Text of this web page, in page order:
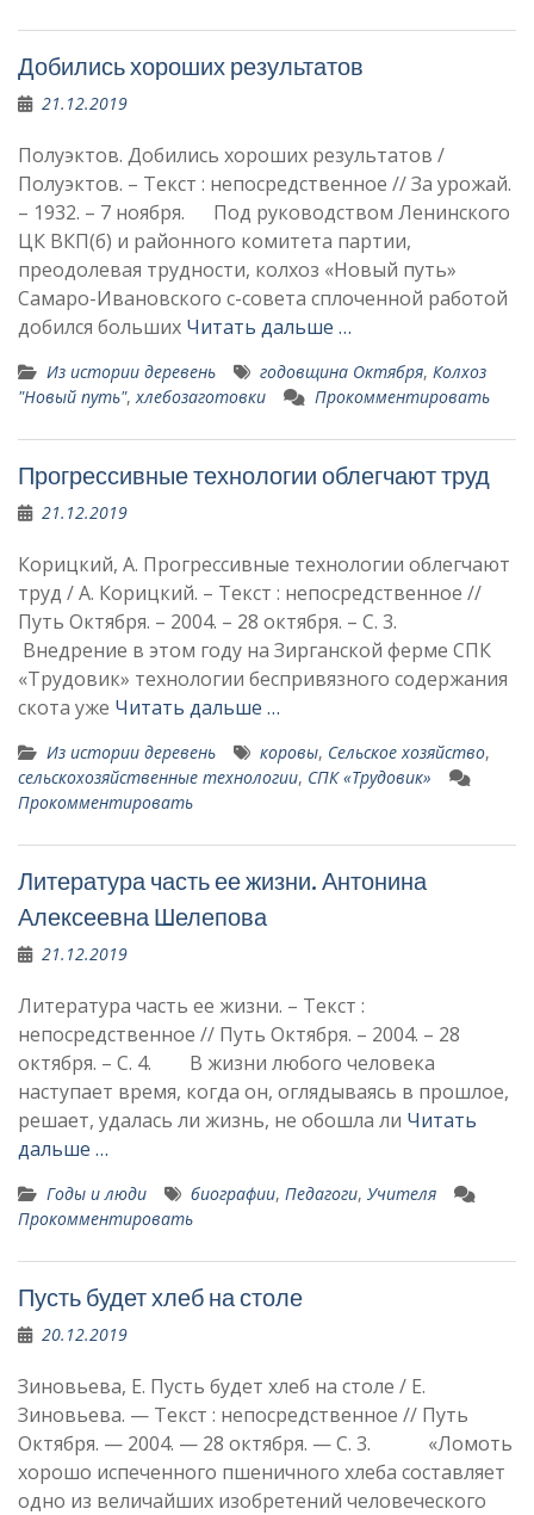
Добились хороших результатов
21.12.2019
Полуэктов. Добились хороших результатов /
Полуэктов. – Текст : непосредственное // За урожай.
– 1932. – 7 ноября. Под руководством Ленинского
ЦК ВКП(б) и районного комитета партии,
преодолевая трудности, колхоз «Но­вый путь»
Caмаро-Ивановского с-совета сплоченной работой
добился больших Читать дальше …
Из истории деревень годовщина Октября, Колхоз
"Новый путь",хлебозаготовки Прокомментировать
Прогрессивные технологии облегчают труд
21.12.2019
Корицкий, А. Прогрессивные технологии облегчают
труд / А. Корицкий. – Текст : непосредственное //
Путь Октября. – 2004. – 28 октября. – С. 3.
Внедрение в этом году на Зирганской ферме СПК
«Тру­довик» технологии беспривяз­ного содержания
скота уже Читать дальше …
Из истории деревень коровы, Сельское хозяйство,
сельскохозяйственные технологии, СПК «Трудовик»
Прокомментировать
Литература часть ее жизни. Антонина
Алексе­евна Шелепова
21.12.2019
Литература часть ее жизни. – Текст :
непосредственное // Путь Октября. – 2004. – 28
октября. – С. 4. В жизни любого человека
наступает время, когда он, оглядываясь в прошлое,
ре­шает, удалась ли жизнь, не обо­шла ли Читать
дальше …
Годы и люди биографии, Педагоги, Учителя
Прокомментировать
Пусть будет хлеб на столе
20.12.2019
Зиновьева, Е. Пусть будет хлеб на столе / Е.
Зиновьева. — Текст : непосредственное // Путь
Октября. — 2004. — 28 октября. — С. 3. «Ломоть
хорошо испе­ченного пшеничного хлеба составляет
одно из вели­чайших изобретений чело­веческого